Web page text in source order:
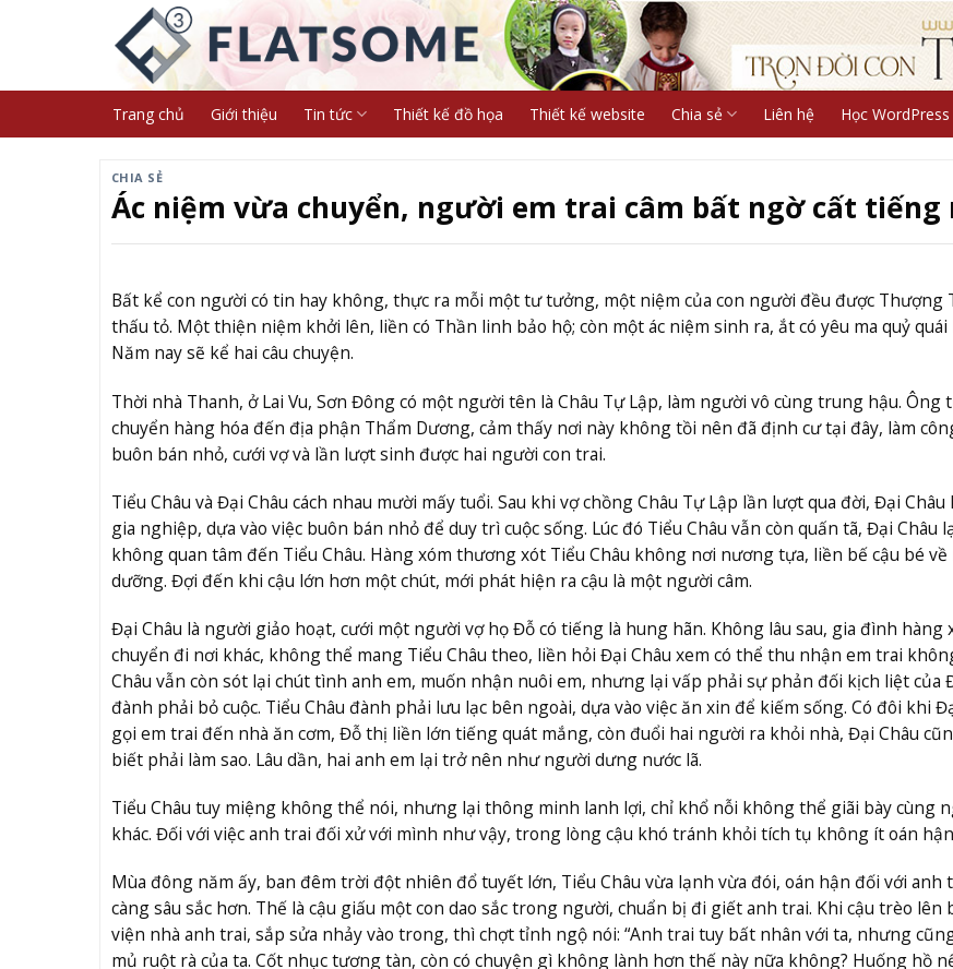
Trang chủ Giới thiệu Tin tức Thiết kế đồ họa Thiết kế website Chia sẻ Liên hệ Học WordPress
CHIA SẺ
Ác niệm vừa chuyển, người em trai câm bất ngờ cất tiếng
Bất kể con người có tin hay không, thực ra mỗi một tư tưởng, một niệm của con người đều được Thượng
thấu tỏ. Một thiện niệm khởi lên, liền có Thần linh bảo hộ; còn một ác niệm sinh ra, ắt có yêu ma quỷ quái
Năm nay sẽ kể hai câu chuyện.
Thời nhà Thanh, ở Lai Vu, Sơn Đông có một người tên là Châu Tự Lập, làm người vô cùng trung hậu. Ông
chuyển hàng hóa đến địa phận Thẩm Dương, cảm thấy nơi này không tồi nên đã định cư tại đây, làm
buôn bán nhỏ, cưới vợ và lần lượt sinh được hai người con trai.
Tiểu Châu và Đại Châu cách nhau mười mấy tuổi. Sau khi vợ chồng Châu Tự Lập lần lượt qua đời, Đại Châu
gia nghiệp, dựa vào việc buôn bán nhỏ để duy trì cuộc sống. Lúc đó Tiểu Châu vẫn còn quấn tã, Đại Châu
không quan tâm đến Tiểu Châu. Hàng xóm thương xót Tiểu Châu không nơi nương tựa, liền bế cậu bé về
dưỡng. Đợi đến khi cậu lớn hơn một chút, mới phát hiện ra cậu là một người câm.
Đại Châu là người giảo hoạt, cưới một người vợ họ Đỗ có tiếng là hung hãn. Không lâu sau, gia đình hàng
chuyển đi nơi khác, không thể mang Tiểu Châu theo, liền hỏi Đại Châu xem có thể thu nhận em trai
Châu vẫn còn sót lại chút tình anh em, muốn nhận nuôi em, nhưng lại vấp phải sự phản đối kịch liệt của
đành phải bỏ cuộc. Tiểu Châu đành phải lưu lạc bên ngoài, dựa vào việc ăn xin để kiếm sống. Có đôi khi
gọi em trai đến nhà ăn cơm, Đỗ thị liền lớn tiếng quát mắng, còn đuổi hai người ra khỏi nhà, Đại Châu
biết phải làm sao. Lâu dần, hai anh em lại trở nên như người dưng nước lã.
Tiểu Châu tuy miệng không thể nói, nhưng lại thông minh lanh lợi, chỉ khổ nỗi không thể giãi bày cùng
khác. Đối với việc anh trai đối xử với mình như vậy, trong lòng cậu khó tránh khỏi tích tụ không ít oán
Mùa đông năm ấy, ban đêm trời đột nhiên đổ tuyết lớn, Tiểu Châu vừa lạnh vừa đói, oán hận đối với anh
càng sâu sắc hơn. Thế là cậu giấu một con dao sắc trong người, chuẩn bị đi giết anh trai. Khi cậu trèo lên
viện nhà anh trai, sắp sửa nhảy vào trong, thì chợt tỉnh ngộ nói: “Anh trai tuy bất nhân với ta, nhưng
mủ ruột rà của ta. Cốt nhục tương tàn, còn có chuyện gì không lành hơn thế này nữa không? Huống hồ